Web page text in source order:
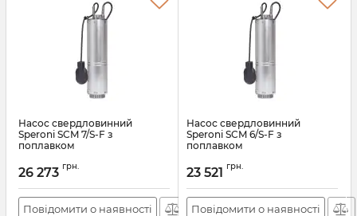
Насос свердловинний
Speroni SCM 7/S-F з
поплавком
26 273 грн.
Повідомити о наявності
Насос свердловинний
Speroni SCM 6/S-F з
поплавком
23 521 грн.
Повідомити о наявності